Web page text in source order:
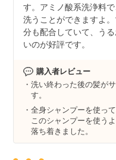
す。アミノ酸系洗浄料
洗うことができますよ
分も配合していて、う
いのが好評です。
購入者レビュー
洗い終わった後の髪が
す。
全身シャンプーを使っ
このシャンプーを使う
落ち着きました。